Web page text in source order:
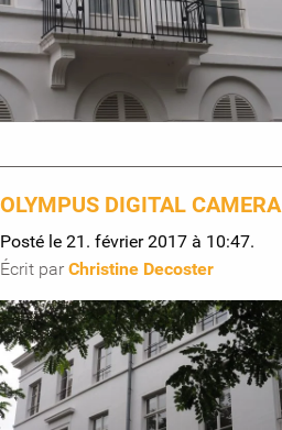
OLYMPUS DIGITAL CAMERA
Posté le 21. février 2017 à 10:47.
Écrit par Christine Decoster